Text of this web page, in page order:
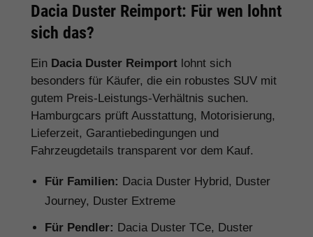
Dacia Duster Reimport: Für wen lohnt
sich das?
Ein Dacia Duster Reimport lohnt sich
besonders für Käufer, die ein robustes SUV mit
gutem Preis-Leistungs-Verhältnis suchen.
Hamburgcars prüft Ausstattung, Motorisierung,
Lieferzeit, Garantiebedingungen und
Fahrzeugdetails transparent vor dem Kauf.
Für Familien: Dacia Duster Hybrid, Duster
Journey, Duster Extreme
Für Pendler: Dacia Duster TCe, Duster